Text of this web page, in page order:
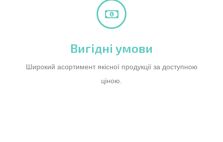
Вигідні умови
Широкий асортимент якісної продукції за доступною
ціною.